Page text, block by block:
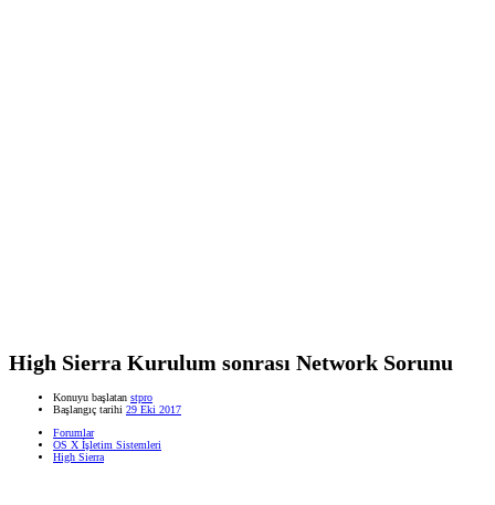
High Sierra Kurulum sonrası Network Sorunu
Konuyu başlatan stpro
Başlangıç tarihi 29 Eki 2017
Forumlar
OS X İşletim Sistemleri
High Sierra